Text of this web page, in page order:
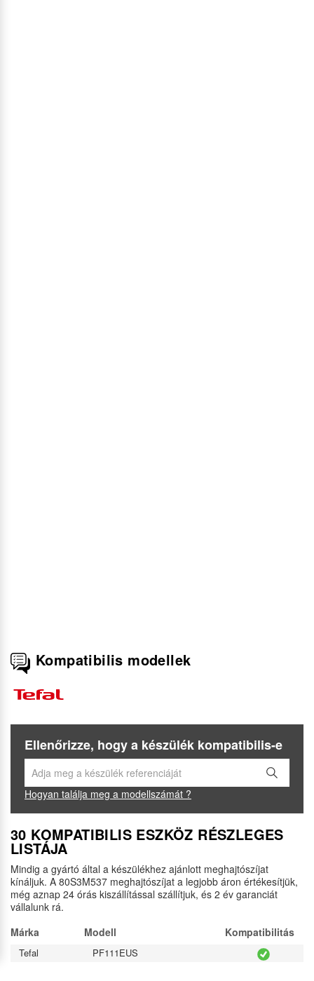
Kompatibilis modellek
Ellenőrizze, hogy a készülék kompatibilis-e
Hogyan találja meg a modellszámát ?
30 KOMPATIBILIS ESZKÖZ RÉSZLEGES
LISTÁJA
Mindig a gyártó által a készülékhez ajánlott meghajtószíjat
kínáljuk. A 80S3M537 meghajtószíjat a legjobb áron értékesítjük,
még aznap 24 órás kiszállítással szállítjuk, és 2 év garanciát
vállalunk rá.
Márka
Modell Kompatibilitás
Tefal PF111EUS